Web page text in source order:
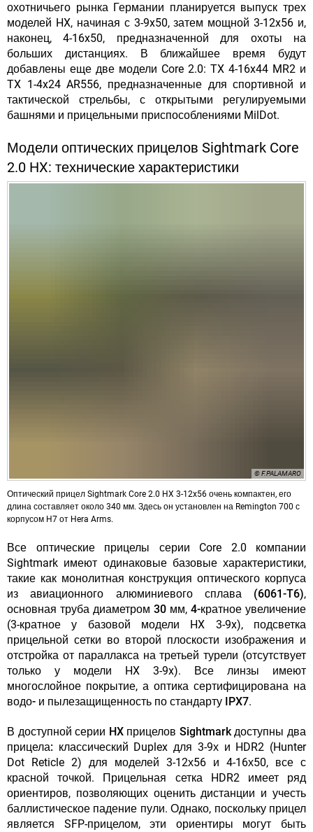
охотничьего рынка Германии планируется выпуск трех
моделей HX, начиная с 3-9x50, затем мощной 3-12x56 и,
наконец, 4-16x50, предназначенной для охоты на
больших дистанциях. В ближайшее время будут
добавлены еще две модели Core 2.0: TX 4-16x44 MR2 и
TX 1-4x24 AR556, предназначенные для спортивной и
тактической стрельбы, с открытыми регулируемыми
башнями и прицельными приспособлениями MilDot.
Модели оптических прицелов Sightmark Core
2.0 HX: технические характеристики
© F.PALAMARO
Оптический прицел Sightmark Core 2.0 HX 3-12x56 очень компактен, его
длина составляет около 340 мм. Здесь он установлен на Remington 700 с
корпусом H7 от Hera Arms.
Все оптические прицелы серии Core 2.0 компании
Sightmark имеют одинаковые базовые характеристики,
такие как монолитная конструкция оптического корпуса
из авиационного алюминиевого сплава (6061-T6),
основная труба диаметром 30 мм, 4-кратное увеличение
(3-кратное у базовой модели HX 3-9x), подсветка
прицельной сетки во второй плоскости изображения и
отстройка от параллакса на третьей турели (отсутствует
только у модели HX 3-9x). Все линзы имеют
многослойное покрытие, а оптика сертифицирована на
водо- и пылезащищенность по стандарту IPX7.
В доступной серии HX прицелов Sightmark доступны два
прицела: классический Duplex для 3-9х и HDR2 (Hunter
Dot Reticle 2) для моделей 3-12х56 и 4-16х50, все с
красной точкой. Прицельная сетка HDR2 имеет ряд
ориентиров, позволяющих оценить дистанции и учесть
баллистическое падение пули. Однако, поскольку прицел
является SFP-прицелом, эти ориентиры могут быть